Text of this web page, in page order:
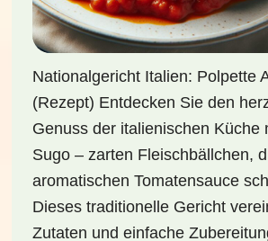
Nationalgericht Italien: Polpette
(Rezept) Entdecken Sie den
Genuss der italienischen Küche
Sugo – zarten Fleischbällchen,
aromatischen Tomatensauce
Dieses traditionelle Gericht
Zutaten und einfache